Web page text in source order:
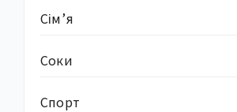
Сім’я
Соки
Спорт